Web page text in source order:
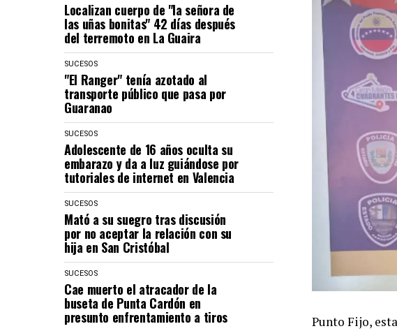
Localizan cuerpo de "la señora de
las uñas bonitas" 42 días después
del terremoto en La Guaira
SUCESOS
"El Ranger" tenía azotado al
transporte público que pasa por
Guaranao
SUCESOS
Adolescente de 16 años oculta su
embarazo y da a luz guiándose por
tutoriales de internet en Valencia
SUCESOS
Mató a su suegro tras discusión
por no aceptar la relación con su
hija en San Cristóbal
SUCESOS
Cae muerto el atracador de la
buseta de Punta Cardón en
presunto enfrentamiento a tiros
Punto Fijo,